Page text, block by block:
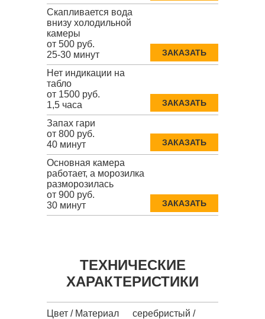
Скапливается вода
внизу холодильной
камеры
от 500 руб.
25-30 минут
ЗАКАЗАТЬ
Нет индикации на
табло
от 1500 руб.
1,5 часа
ЗАКАЗАТЬ
Запах гари
от 800 руб.
40 минут
ЗАКАЗАТЬ
Основная камера
работает, а морозилка
разморозилась
от 900 руб.
30 минут
ЗАКАЗАТЬ
ТЕХНИЧЕСКИЕ
ХАРАКТЕРИСТИКИ
Цвет / Материал серебристый /